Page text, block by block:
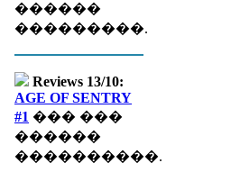
������
���������.
Reviews 13/10:
AGE OF SENTRY
#1 ��� ���
������
����������.